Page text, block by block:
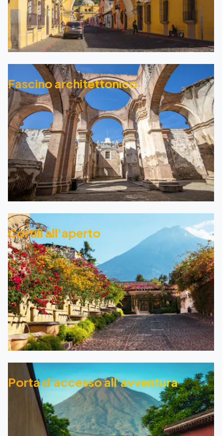
Fascino architettonico
Cortili all'aperto
Porta d'accesso all'avventura